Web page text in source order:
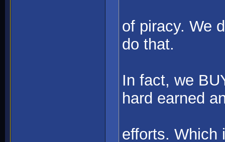
of piracy. We
do that.
In fact, we
hard earned
efforts. Which